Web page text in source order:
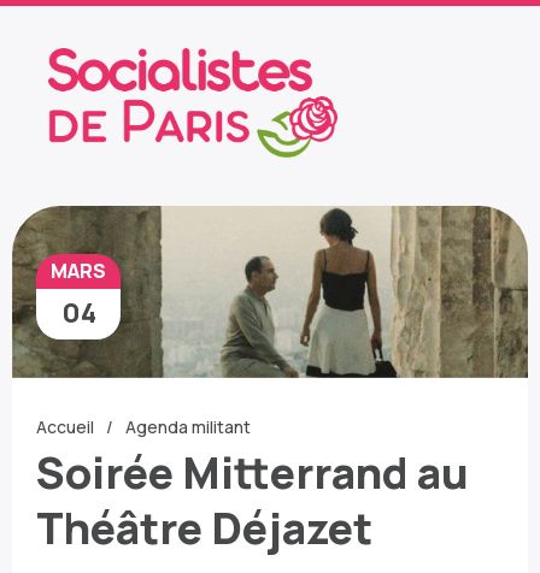
MARS
04
Accueil Agenda militant
Soirée Mitterrand au
Théâtre Déjazet